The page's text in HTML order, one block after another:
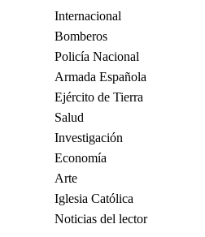
Internacional
Bomberos
Policía Nacional
Armada Española
Ejército de Tierra
Salud
Investigación
Economía
Arte
Iglesia Católica
Noticias del lector